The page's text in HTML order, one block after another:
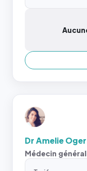
Dr Amelie Oger
Médecin